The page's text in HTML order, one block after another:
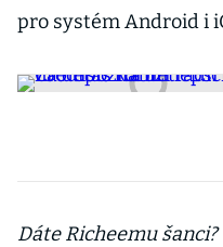
pro systém Android i
Dáte Richeemu šanci?